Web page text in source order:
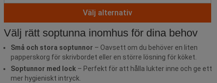
Välj alternativ
Välj rätt soptunna inomhus för dina behov
Små och stora soptunnor – Oavsett om du behöver en liten
papperskorg för skrivbordet eller en större lösning för köket.
Soptunnor med lock – Perfekt för att hålla lukter inne och ge ett
mer hygieniskt intryck.